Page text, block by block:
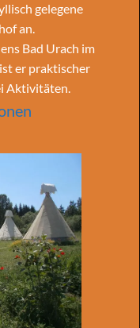
gelegene
an.
Bad Urach im
er praktischer
Aktivitäten.